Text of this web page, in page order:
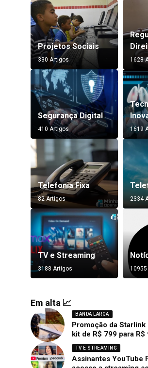
Projetos Sociais
330 Artigos 1628
Segurança Digital
410 Artigos 1619
Telefonia Fixa
82 Artigos 2334
TV e Streaming
3188 Artigos
Em alta 📈
BANDA LARGA
Promoção da
kit de R$ 799 para R$
TV E STREAMING
Assinantes YouTube